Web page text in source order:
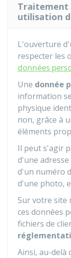
Traitement
utilisation
L'ouverture
respecter les
données
Une donnée
information
physique
non, grâce à
éléments
Il peut s'agir
d'une
d'un numéro
d'une photo,
Sur votre site
ces données
fichiers de
Ainsi, au-delà